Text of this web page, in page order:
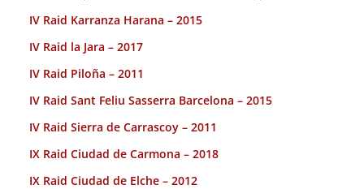
IV Raid Karranza Harana – 2015
IV Raid la Jara – 2017
IV Raid Piloña – 2011
IV Raid Sant Feliu Sasserra Barcelona – 2015
IV Raid Sierra de Carrascoy – 2011
IX Raid Ciudad de Carmona – 2018
IX Raid Ciudad de Elche – 2012